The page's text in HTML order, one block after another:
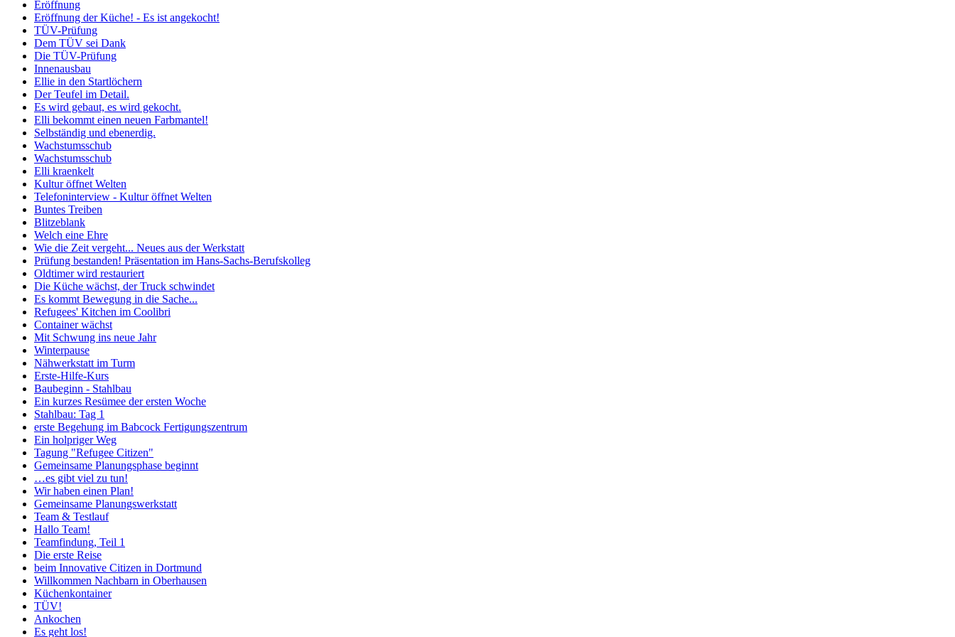
Eröffnung
Eröffnung der Küche! - Es ist angekocht!
TÜV-Prüfung
Dem TÜV sei Dank
Die TÜV-Prüfung
Innenausbau
Ellie in den Startlöchern
Der Teufel im Detail.
Es wird gebaut, es wird gekocht.
Elli bekommt einen neuen Farbmantel!
Selbständig und ebenerdig.
Wachstumsschub
Wachstumsschub
Elli kraenkelt
Kultur öffnet Welten
Telefoninterview - Kultur öffnet Welten
Buntes Treiben
Blitzeblank
Welch eine Ehre
Wie die Zeit vergeht... Neues aus der Werkstatt
Prüfung bestanden! Präsentation im Hans-Sachs-Berufskolleg
Oldtimer wird restauriert
Die Küche wächst, der Truck schwindet
Es kommt Bewegung in die Sache...
Refugees' Kitchen im Coolibri
Container wächst
Mit Schwung ins neue Jahr
Winterpause
Nähwerkstatt im Turm
Erste-Hilfe-Kurs
Baubeginn - Stahlbau
Ein kurzes Resümee der ersten Woche
Stahlbau: Tag 1
erste Begehung im Babcock Fertigungszentrum
Ein holpriger Weg
Tagung "Refugee Citizen"
Gemeinsame Planungsphase beginnt
…es gibt viel zu tun!
Wir haben einen Plan!
Gemeinsame Planungswerkstatt
Team & Testlauf
Hallo Team!
Teamfindung, Teil 1
Die erste Reise
beim Innovative Citizen in Dortmund
Willkommen Nachbarn in Oberhausen
Küchenkontainer
TÜV!
Ankochen
Es geht los!